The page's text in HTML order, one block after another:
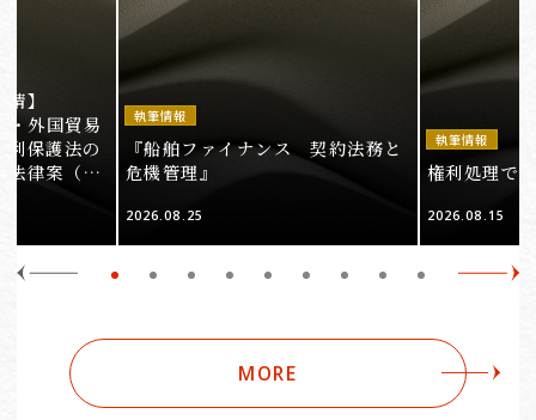
】
外国貿易
利保護法の
法律案（そ
執筆情報
『船舶ファイナンス 契約法務と
危機管理』
2026.08.25
執筆情報
権利処理で
2026.08.15
MORE